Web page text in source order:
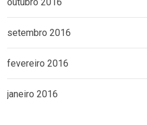
setembro 2016
fevereiro 2016
janeiro 2016